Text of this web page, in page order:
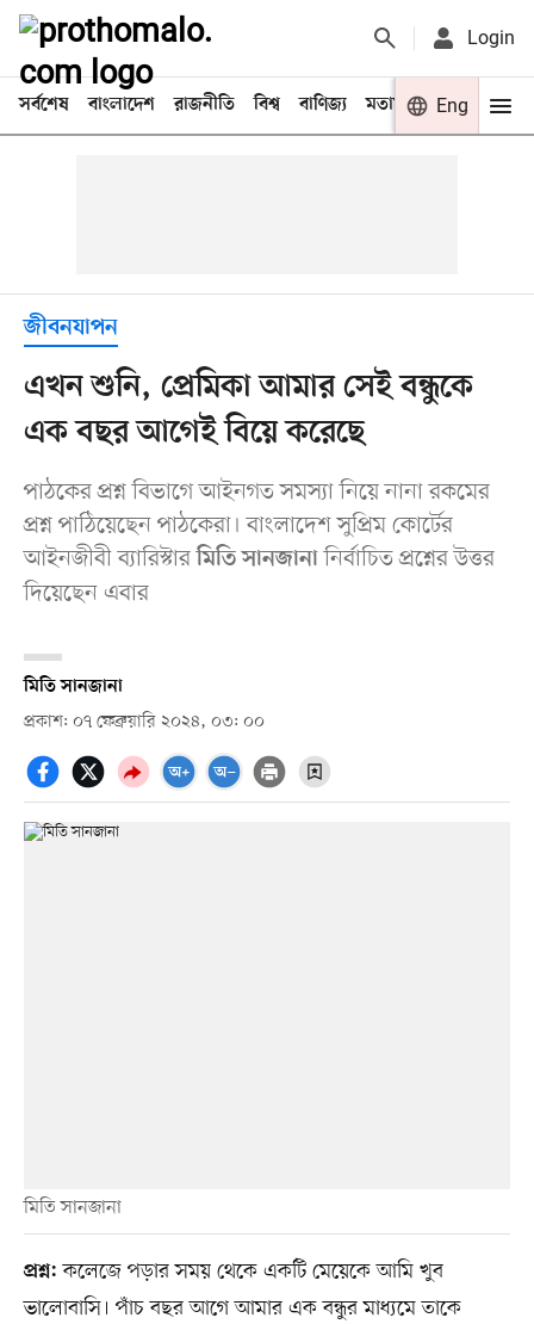
Login
সর্বশেষ বাংলাদেশ রাজনীতি বিশ্ব বাণিজ্য মতামত খেলা
Eng
জীবনযাপন
এখন শুনি, প্রেমিকা আমার সেই বন্ধুকে
এক বছর আগেই বিয়ে করেছে
পাঠকের প্রশ্ন বিভাগে আইনগত সমস্যা নিয়ে নানা রকমের
প্রশ্ন পাঠিয়েছেন পাঠকেরা। বাংলাদেশ সুপ্রিম কোর্টের
আইনজীবী ব্যারিস্টারমিতি সানজানানির্বাচিত প্রশ্নের উত্তর
দিয়েছেন এবার
মিতি সানজানা
প্রকাশ: ০৭ ফেব্রুয়ারি ২০২৪, ০৩: ০০
মিতি সানজানা
প্রশ্ন: কলেজে পড়ার সময় থেকে একটি মেয়েকে আমি খুব
ভালোবাসি। পাঁচ বছর আগে আমার এক বন্ধুর মাধ্যমে তাকে